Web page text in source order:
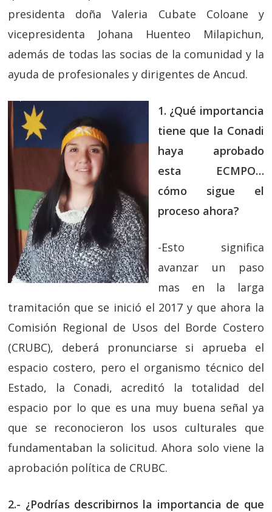
presidenta doña Valeria Cubate Coloane y
vicepresidenta Johana Huenteo Milapichun,
además de todas las socias de la comunidad y la
ayuda de profesionales y dirigentes de Ancud.
1. ¿Qué importancia
tiene que la Conadi
haya aprobado
esta ECMPO…
cómo sigue el
proceso ahora?
-Esto significa
avanzar un paso
mas en la larga
tramitación que se inició el 2017 y que ahora la
Comisión Regional de Usos del Borde Costero
(CRUBC), deberá pronunciarse si aprueba el
espacio costero, pero el organismo técnico del
Estado, la Conadi, acreditó la totalidad del
espacio por lo que es una muy buena señal ya
que se reconocieron los usos culturales que
fundamentaban la solicitud. Ahora solo viene la
aprobación política de CRUBC.
2.- ¿Podrías describirnos la importancia de que